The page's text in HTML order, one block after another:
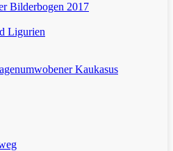
Bilderbogen 2017
Ligurien
Kaukasus